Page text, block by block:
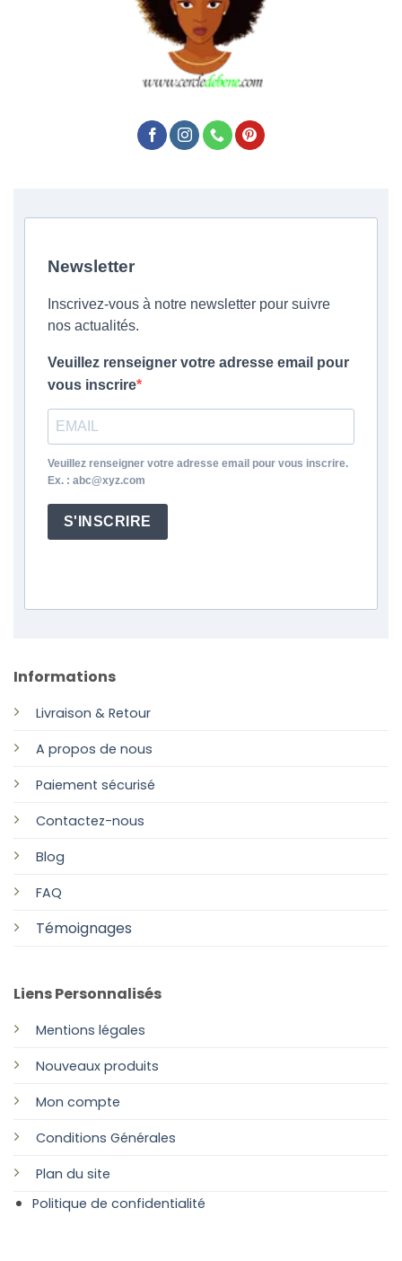
Informations
Livraison & Retour
A propos de nous
Paiement sécurisé
Contactez-nous
Blog
FAQ
Témoignages
Liens Personnalisés
Mentions légales
Nouveaux produits
Mon compte
Conditions Générales
Plan du site
Politique de confidentialité
Newsletter
Inscrivez-vous à notre newsletter pour suivre
nos actualités.
Veuillez renseigner votre adresse email pour
vous inscrire
Veuillez renseigner votre adresse email pour vous inscrire.
Ex. : abc@xyz.com
S'INSCRIRE